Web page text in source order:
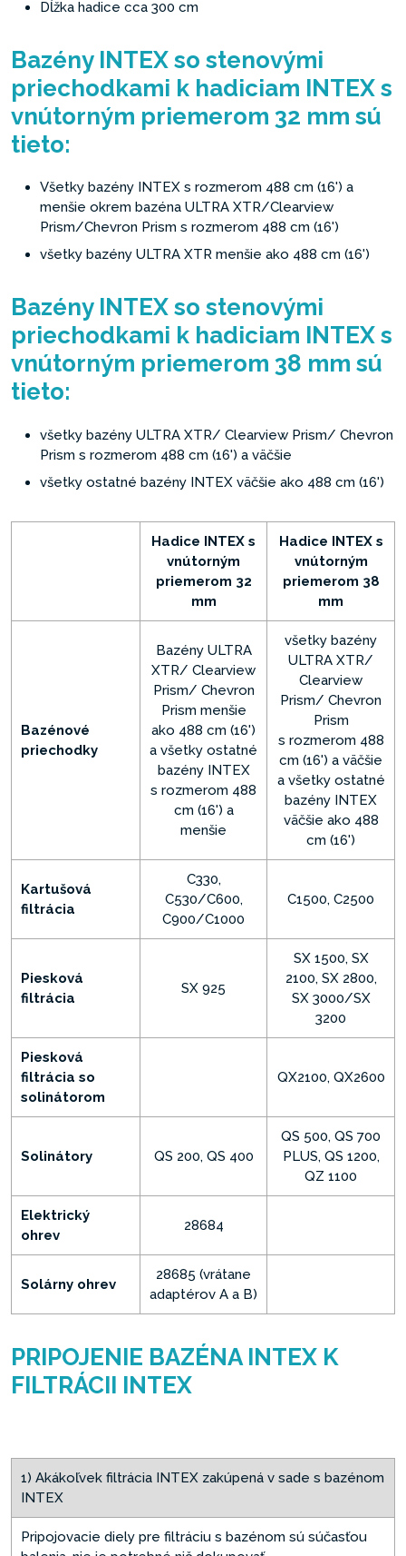
Dĺžka hadice cca 300 cm
Bazény INTEX so stenovými
priechodkami k hadiciam INTEX s
vnútorným priemerom 32 mm sú
tieto:
Všetky bazény INTEX s rozmerom 488 cm (16') a
menšie okrem bazéna ULTRA XTR/Clearview
Prism/Chevron Prism s rozmerom 488 cm (16')
všetky bazény ULTRA XTR menšie ako 488 cm (16')
Bazény INTEX so stenovými
priechodkami k hadiciam INTEX s
vnútorným priemerom 38 mm sú
tieto:
všetky bazény ULTRA XTR/ Clearview Prism/ Chevron
Prism s rozmerom 488 cm (16') a väčšie
všetky ostatné bazény INTEX väčšie ako 488 cm (16')
Hadice INTEX s
vnútorným
priemerom 32
mm
Hadice INTEX s
vnútorným
priemerom 38
mm
Bazénové
priechodky
Bazény ULTRA
XTR/ Clearview
Prism/ Chevron
Prism menšie
ako 488 cm (16')
a všetky ostatné
bazény INTEX
s rozmerom 488
cm (16') a
menšie
všetky bazény
ULTRA XTR/
Clearview
Prism/ Chevron
Prism
s rozmerom 488
cm (16') a väčšie
a všetky ostatné
bazény INTEX
väčšie ako 488
cm (16')
Kartušová
filtrácia
C330,
C530/C600,
C900/C1000
C1500, C2500
Piesková
filtrácia
SX 925
SX 1500, SX
2100, SX 2800,
SX 3000/SX
3200
Piesková
filtrácia so
solinátorom
QX2100, QX2600
Solinátory QS 200, QS 400
QS 500, QS 700
PLUS, QS 1200,
QZ 1100
Elektrický
ohrev
28684
Solárny ohrev
28685 (vrátane
adaptérov A a B)
PRIPOJENIE BAZÉNA INTEX K
FILTRÁCII INTEX
1) Akákoľvek filtrácia INTEX zakúpená v sade s bazénom
INTEX
Pripojovacie diely pre filtráciu s bazénom sú súčasťou